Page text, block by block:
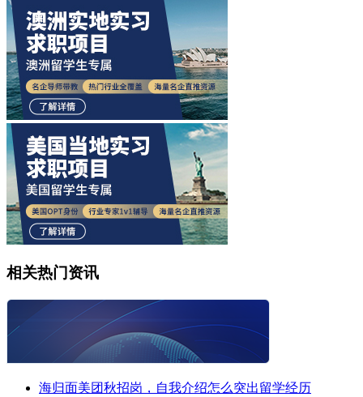
相关热门资讯
海归面美团秋招岗，自我介绍怎么突出留学经历